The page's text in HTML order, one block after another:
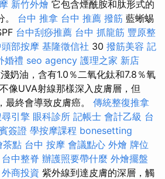
新竹外燴 它包含煙酰胺和肽形式的
。 台中 推拿 台中 推薦 撥筋 藍蜥蜴
台中刮痧推薦 台中 抓龍筋 豐原整
部按摩 基隆徵信社 30 撥筋美容 記
婚禮 seo agency 護理之家 新店
奶油，含有1.0％二氧化鈦和7.8％氧
像UVA射線那樣深入皮膚層，但
最終會導致皮膚癌。 傳統整復推拿
引擎 眼科診所 記帳士 會計乙級 台
簽證 學按摩課程 bonesetting
茶點 台中 按摩 會議點心 外燴 牌位
台中整脊 辦護照要帶什麼 外燴擺盤
外商投資 紫外線到達皮膚的深層，觸